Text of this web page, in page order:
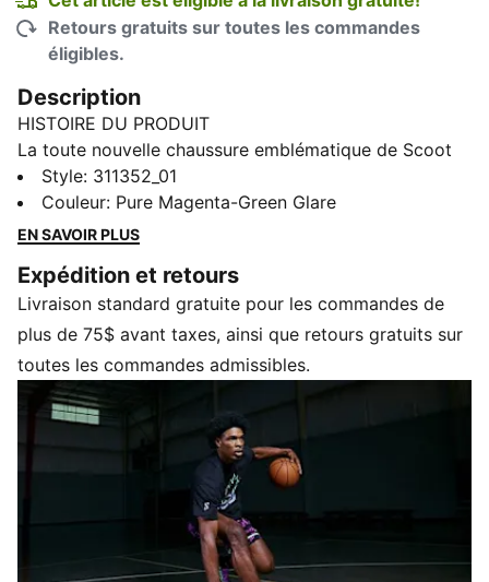
Retours gratuits sur toutes les commandes
éligibles.
Description
HISTOIRE DU PRODUIT
La toute nouvelle chaussure emblématique de Scoot
Henderson, la Scoot Zeros II, présente un design
élégant et profilé inspiré par son style de jeu vif.
Déclinée dans l'une des teintes préférées de Scoot, la
PUMA Hoops pour apporter la mentalité O.D.D à votre
jeu.
CARACTÉRISTIQUES ET AVANTAGES
NITROFOAM™ : Cette mousse avancée enrichie en
azote offre une réactivité et un amorti supérieurs dans
un emballage léger Renforcement ciblé pour la
durabilité de la tige et renforcement interne
Semelle d'usure en caoutchouc avec motif
d'engrenages de transmission Henderson 7
Style: 311352_01
Couleur: Pure Magenta-Green Glare
EN SAVOIR PLUS
Expédition et retours
Livraison standard gratuite pour les commandes de
plus de 75$ avant taxes, ainsi que retours gratuits sur
toutes les commandes admissibles.